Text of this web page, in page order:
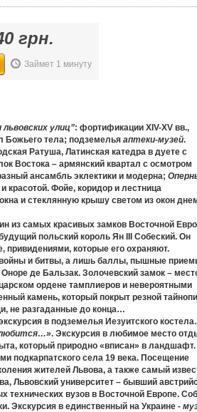
грн.
Займет 1 минуту
улиц”: фортификации XIV-XV вв.,
Божьего тела; подземелья аптеки-музей.
Ратуша, Латинская катедра в дуете с
Востока – армянский квартал с осмотром
ансамбль эклектики и модерна;
красотой. Фойе, коридор и лестница
и стеклянную крышу светом из окон
из самых красивых замков Восточной
польский король Ян III Собеский. Он
привидениями, которые его охраняют.
войны и битвы, а лишь баллы, пышные
де Бальзак. Золочевский замок –
ордене тамплиеров и невероятными
камень, который покрыт резной
не разгаданные до конца…
в подземелья Иезуитского
. Экскурсия в любимое место
который природно «вписан» в ландшафт.
подкарпатского села 19 века. Посещение
жителей Львова, а также самый
Львовский университет – бывший
технических вузов в Восточной Европе.
Экскурсия в единственный на Украине -